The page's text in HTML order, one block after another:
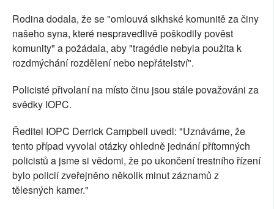
Rodina dodala, že se "omlouvá sikhské komunitě za činy
našeho syna, které nespravedlivě poškodily pověst
komunity" a požádala, aby "tragédie nebyla použita k
rozdmýchání rozdělení nebo nepřátelství".
Policisté přivolaní na místo činu jsou stále považováni za
svědky IOPC.
Ředitel IOPC Derrick Campbell uvedl: "Uznáváme, že
tento případ vyvolal otázky ohledně jednání přítomných
policistů a jsme si vědomi, že po ukončení trestního řízení
bylo policií zveřejněno několik minut záznamů z
tělesných kamer."